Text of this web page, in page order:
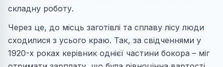
складну роботу.
Через це, до місць заготівлі та сплаву лісу люди
сходилися з усього краю. Так, за свідченнями у
1920-х роках керівник однієї частини бокора – міг